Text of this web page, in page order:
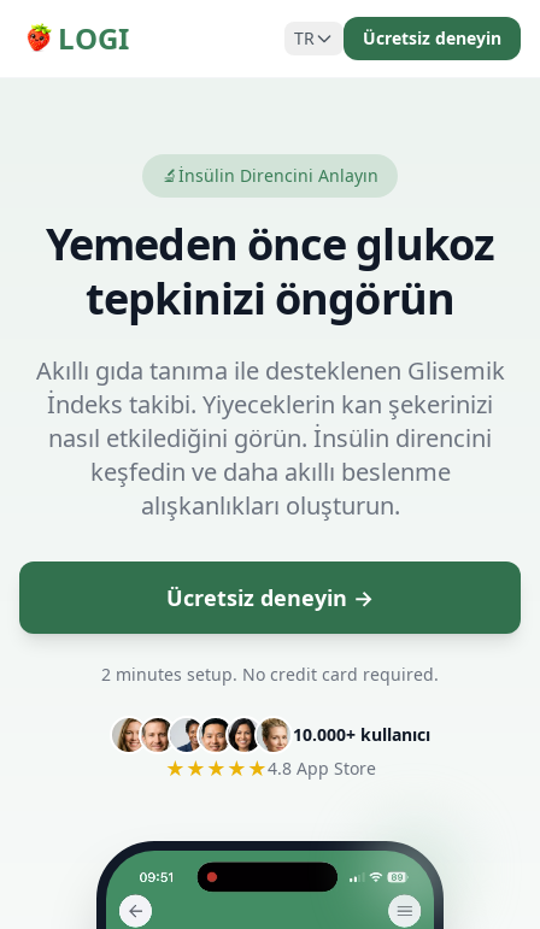
LOGI TR Ücretsiz deneyin
🔬İnsülin Direncini Anlayın
Yemeden önce glukoz
tepkinizi öngörün
Akıllı gıda tanıma ile desteklenen Glisemik
İndeks takibi. Yiyeceklerin kan şekerinizi
nasıl etkilediğini görün. İnsülin direncini
keşfedin ve daha akıllı beslenme
alışkanlıkları oluşturun.
Ücretsiz deneyin →
2 minutes setup. No credit card required.
10.000+ kullanıcı
★★★★★4.8 App Store